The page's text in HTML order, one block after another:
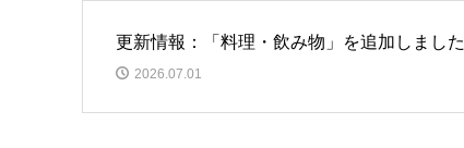
更新情報：「料理・飲み物」を追加しました
2026.07.01